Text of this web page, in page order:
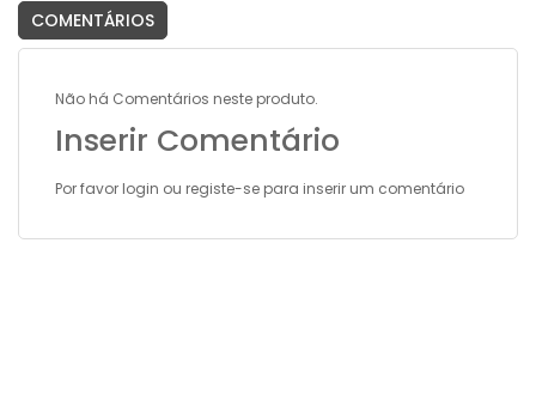
COMENTÁRIOS
Não há Comentários neste produto.
Inserir Comentário
Por favor login ou registe-se para inserir um comentário